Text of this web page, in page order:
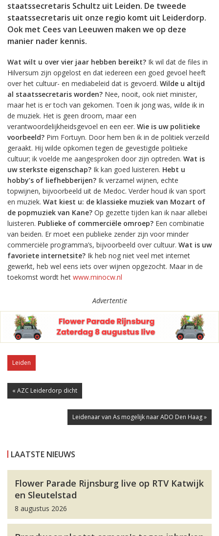
staatssecretaris Schultz uit Leiden. De tweede
staatssecretaris uit onze regio komt uit Leiderdorp.
Ook met Cees van Leeuwen maken we op deze
manier nader kennis.
Wat wilt u over vier jaar hebben bereikt? Ik wil dat de files in
Hilversum zijn opgelost en dat iedereen een goed gevoel heeft
over het cultuur- en mediabeleid dat is gevoerd. Wilde u altijd
al staatssecretaris worden? Nee, nooit, ook niet minister,
maar het is er toch van gekomen. Toen ik jong was, wilde ik in
de muziek. Het is geen droom, maar een
verantwoordelijkheidsgevoel en een eer. Wie is uw politieke
voorbeeld? Pim Fortuyn. Door hem ben ik in de politiek verzeild
geraakt. Hij wilde opkomen tegen de gevestigde politieke
cultuur; ik voelde me aangesproken door zijn optreden. Wat is
uw sterkste eigenschap? Ik kan goed luisteren. Hebt u
hobby’s of liefhebberijen? Ik verzamel wijnen, echte
topwijnen, bijvoorbeeld uit de Medoc. Verder houd ik van sport
en muziek. Wat kiest u: de klassieke muziek van Mozart of
de popmuziek van Kane? Op gezette tijden kan ik naar allebei
luisteren. Publieke of commerciële omroep? Een combinatie
van beiden. Er moet een publieke zender zijn voor minder
commerciële programma’s, bijvoorbeeld over cultuur. Wat is uw
favoriete internetsite? Ik heb nog niet veel met internet
gewerkt, heb wel eens iets over wijnen opgezocht. Maar in de
toekomst wordt het www.minocw.nl
Advertentie
Leiden
« AZC Leiderdorp dicht
Leidenaar van As mogelijk naar ADO Den Haag »
LAATSTE NIEUWS
Flower Parade Rijnsburg live op RTV Katwijk
en Sleutelstad
8 augustus 2026